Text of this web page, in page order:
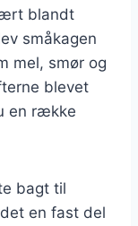
blandt
småkagen
mel, smør og
blevet
en række
bagt til
en fast del